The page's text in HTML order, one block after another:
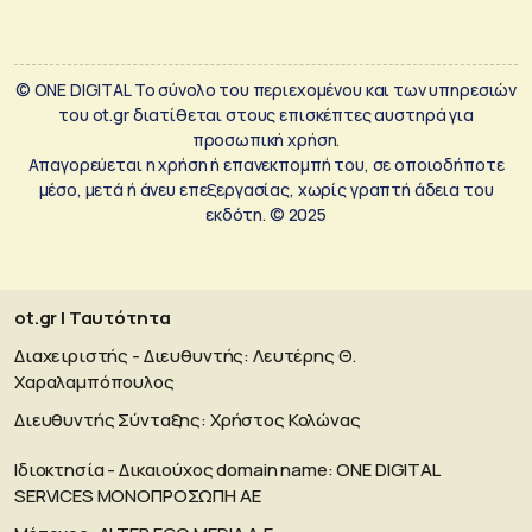
© ONE DIGITAL Το σύνολο του περιεχομένου και των υπηρεσιών
του ot.gr διατίθεται στους επισκέπτες αυστηρά για
προσωπική χρήση.
Απαγορεύεται η χρήση ή επανεκπομπή του, σε οποιοδήποτε
μέσο, μετά ή άνευ επεξεργασίας, χωρίς γραπτή άδεια του
εκδότη. © 2025
ot.gr | Ταυτότητα
Διαχειριστής - Διευθυντής: Λευτέρης Θ.
Χαραλαμπόπουλος
Διευθυντής Σύνταξης: Χρήστος Κολώνας
Ιδιοκτησία - Δικαιούχος domain name: ΟΝΕ DIGITAL
SERVICES MONOΠΡΟΣΩΠΗ ΑΕ